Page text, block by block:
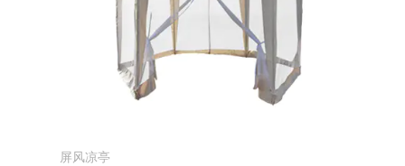
屏风凉亭